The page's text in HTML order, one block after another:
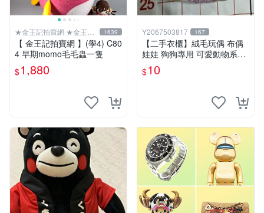
★金王記拍寶網 ★金王記
拍寶趣
1639
【 金王記拍寶網 】(學4) C80
4 早期momo毛毛蟲一隻
$1,880
Y2067503817 167
【二手衣櫃】絨毛玩偶 布偶
娃娃 狗狗專用 可愛動物系列
耐咬耐磨玩具 玩偶 粉紅熊寵
物玩具 1120929
$10